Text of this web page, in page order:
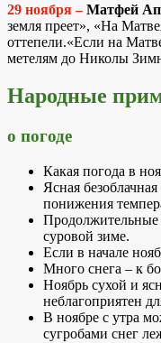
29 ноября –Матфей
земля преет», «На
оттепели.«Если на
метелям до Николы
Народные
о погоде
Какая погода в
Ясная
понижения
Продолжительные
суровой зиме.
Если в начале
Много снега – к
Ноябрь сухой и
неблагоприятен
В ноябре с утра
сугробами снег